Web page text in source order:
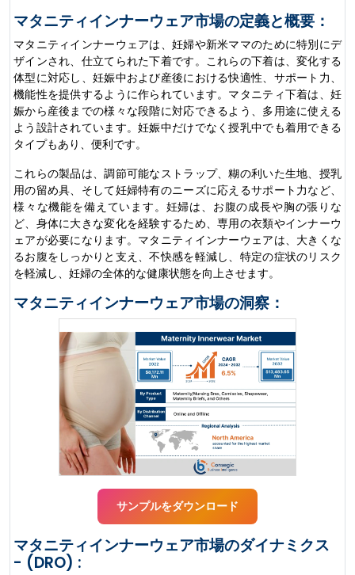
マタニティインナーウェア市場の定義と概要：
マタニティインナーウェアは、妊婦や新米ママのために特別にデ
ザインされ、仕立てられた下着です。これらの下着は、変化する
体型に対応し、妊娠中および産後における快適性、サポート力、
機能性を提供するように作られています。マタニティ下着は、妊
娠から産後までの様々な段階に対応できるよう、多用途に使える
よう設計されています。妊娠中だけでなく授乳中でも着用できる
タイプもあり、便利です。
これらの製品は、調節可能なストラップ、糊の利いた生地、授乳
用の留め具、そして妊婦特有のニーズに応えるサポート力など、
様々な機能を備えています。妊婦は、お腹の成長や胸の張りな
ど、身体に大きな変化を経験するため、専用の衣類やインナーウ
ェアが必要になります。マタニティインナーウェアは、大きくな
るお腹をしっかりと支え、不快感を軽減し、特定の症状のリスク
を軽減し、妊婦の全体的な健康状態を向上させます。
マタニティインナーウェア市場の洞察：
サンプルをダウンロード
マタニティインナーウェア市場のダイナミクス
- (DRO) :